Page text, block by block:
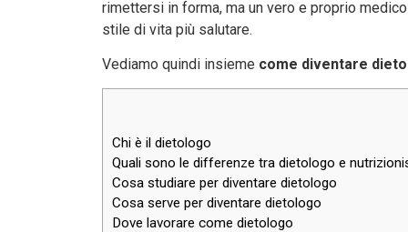
rimettersi in forma, ma un vero e proprio
stile di vita più salutare.
Vediamo quindi insieme come diventare
Chi è il dietologo
Quali sono le differenze tra dietologo e
Cosa studiare per diventare dietologo
Cosa serve per diventare dietologo
Dove lavorare come dietologo